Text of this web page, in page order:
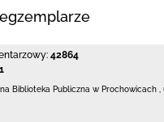
42864
1
Biblioteka Publiczna w Prochowicach